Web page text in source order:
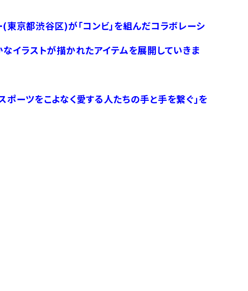
東京都渋谷区)が「コンビ」を組んだコラボレーシ
なイラストが描かれたアイテムを展開していきま
ポーツをこよなく愛する人たちの手と手を繋ぐ」を